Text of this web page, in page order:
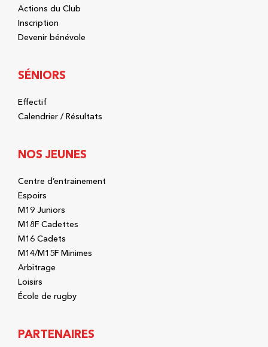
Actions du Club
Inscription
Devenir bénévole
SÉNIORS
Effectif
Calendrier / Résultats
NOS JEUNES
Centre d’entrainement
Espoirs
M19 Juniors
M18F Cadettes
M16 Cadets
M14/M15F Minimes
Arbitrage
Loisirs
École de rugby
PARTENAIRES